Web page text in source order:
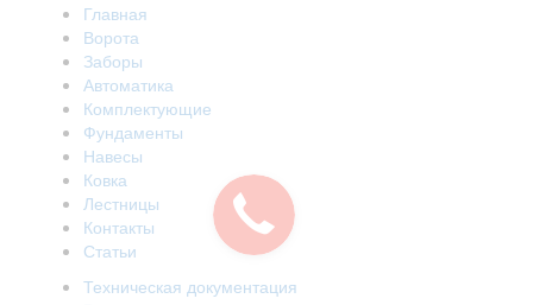
Главная
Ворота
Заборы
Автоматика
Комплектующие
Фундаменты
Навесы
Ковка
Лестницы
Контакты
Статьи
Техническая документация